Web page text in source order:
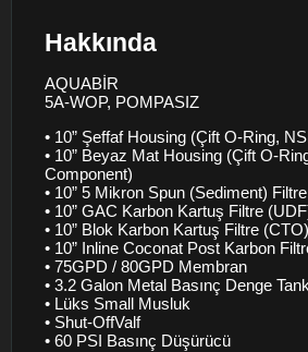
Hakkında
AQUABİR
5A-WOP, POMPASIZ
• 10” Şeffaf Housing (Çift O-Ring,
• 10” Beyaz Mat Housing (Çift O-
Component)
• 10” 5 Mikron Spun (Sediment) Filtre
• 10” GAC Karbon Kartuş Filtre
• 10” Blok Karbon Kartuş Filtre (CTO)
• 10” Inline Coconat Post Karbon
• 75GPD / 80GPD Membran
• 3.2 Galon Metal Basınç Denge
• Lüks Small Musluk
• Shut-OffValf
• 60 PSI Basınç Düşürücü